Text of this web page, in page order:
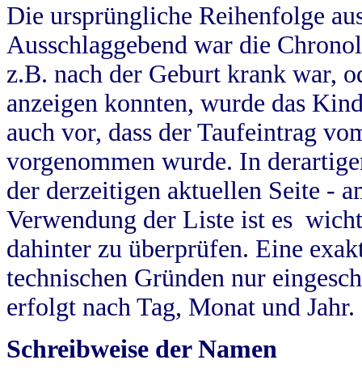
Die ursprüngliche Reihenfolge
Ausschlaggebend war die
z.B. nach der Geburt krank war,
anzeigen konnten, wurde das
auch vor, dass der Taufeintrag
vorgenommen wurde. In
der derzeitigen aktuellen Seite -
Verwendung der Liste ist es
dahinter zu überprüfen. Eine
technischen Gründen nur
erfolgt nach Tag, Monat und Jahr.
Schreibweise der Namen